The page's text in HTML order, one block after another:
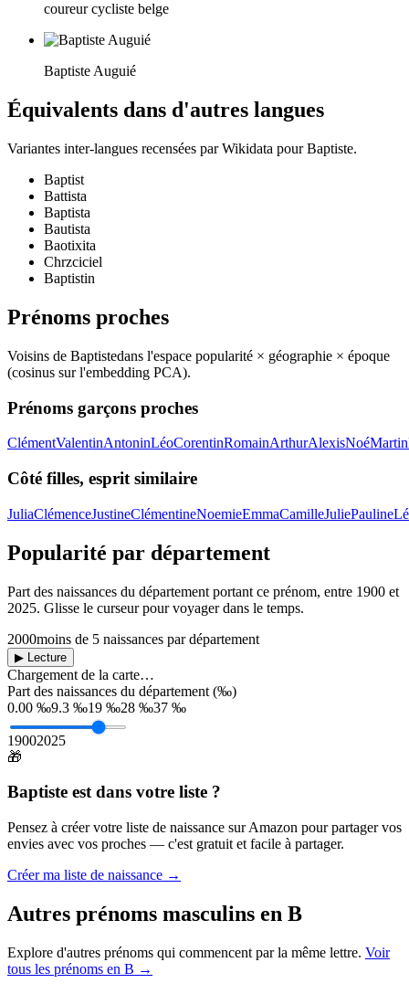
coureur cycliste belge
Baptiste Auguié
Équivalents dans d'autres langues
Variantes inter-langues recensées par Wikidata pourBaptiste.
Baptist
Battista
Baptista
Bautista
Baotixita
Chrzciciel
Baptistin
Prénoms proches
Voisins de Baptistedans l'espace popularité × géographie × époque
(cosinus sur l'embedding PCA).
Prénoms garçons proches
ClémentValentinAntoninLéoCorentinRomainArthurAlexisNoéMartin
Côté filles, esprit similaire
JuliaClémenceJustineClémentineNoemieEmmaCamilleJuliePauline
Popularité par département
Part des naissances du département portant ce prénom, entre 1900 et
2025. Glisse le curseur pour voyager dans le temps.
2000moins de 5 naissances par département
▶ Lecture
Chargement de la carte…
Part des naissances du département (‰)
0.00 ‰9.3 ‰19 ‰28 ‰37 ‰
19002025
🎁
Baptiste est dans votre liste ?
Pensez à créer votre liste de naissance sur Amazon pour partager vos
envies avec vos proches — c'est gratuit et facile à partager.
Créer ma liste de naissance →
Autres prénoms masculins en B
Explore d'autres prénoms qui commencent par la même lettre. Voir
tous les prénoms en B →